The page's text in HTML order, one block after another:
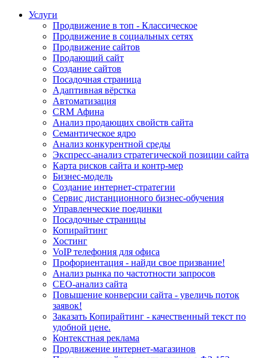
Услуги
Продвижение в топ - Классическое
Продвижение в социальных сетях
Продвижение сайтов
Продающий сайт
Создание сайтов
Посадочная страница
Адаптивная вёрстка
Автоматизация
CRM Афина
Анализ продающих свойств сайта
Семантическое ядро
Анализ конкурентной среды
Экспресс-анализ стратегической позиции сайта
Карта рисков сайта и контр-мер
Бизнес-модель
Создание интернет-стратегии
Сервис дистанционного бизнес-обучения
Управленческие поединки
Посадочные страницы
Копирайтинг
Хостинг
VoIP телефония для офиса
Профориентация - найди свое призвание!
Анализ рынка по частотности запросов
СЕО-анализ сайта
Повышение конверсии сайта - увеличь поток
заявок!
Заказать Копирайтинг - качественный текст по
удобной цене.
Контекстная реклама
Продвижение интернет-магазинов